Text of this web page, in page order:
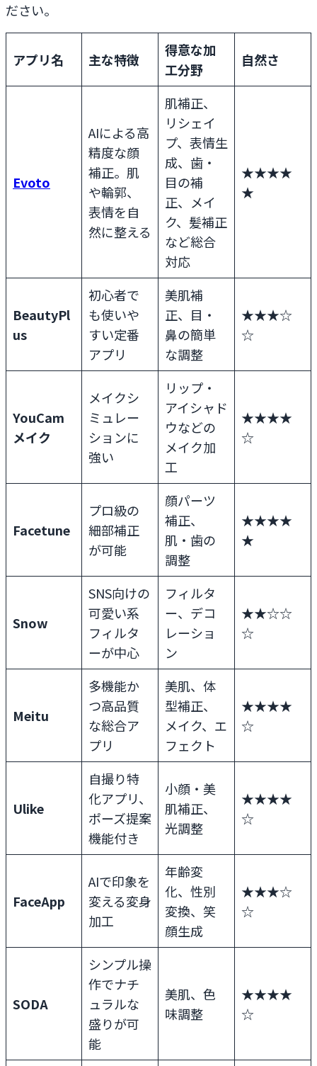
ださい。
アプリ名 主な特徴
得意な加
工分野
自然さ
Evoto
AIによる高
精度な顔
補正。肌
や輪郭、
表情を自
然に整える
肌補正、
リシェイ
プ、表情生
成、歯・
目の補
正、メイ
ク、髪補正
など総合
対応
★★★★
★
BeautyPl
us
初心者で
も使いや
すい定番
アプリ
美肌補
正、目・
鼻の簡単
な調整
★★★☆
☆
YouCam
メイク
メイクシ
ミュレー
ションに
強い
リップ・
アイシャド
ウなどの
メイク加
工
★★★★
☆
Facetune
プロ級の
細部補正
が可能
顔パーツ
補正、
肌・歯の
調整
★★★★
★
Snow
SNS向けの
可愛い系
フィルタ
ーが中心
フィルタ
ー、デコ
レーショ
ン
★★☆☆
☆
Meitu
多機能か
つ高品質
な総合ア
プリ
美肌、体
型補正、
メイク、エ
フェクト
★★★★
☆
Ulike
自撮り特
化アプリ、
ポーズ提案
機能付き
小顔・美
肌補正、
光調整
★★★★
☆
FaceApp
AIで印象を
変える変身
加工
年齢変
化、性別
変換、笑
顔生成
★★★☆
☆
SODA
シンプル操
作でナチ
ュラルな
盛りが可
能
美肌、色
味調整
★★★★
☆